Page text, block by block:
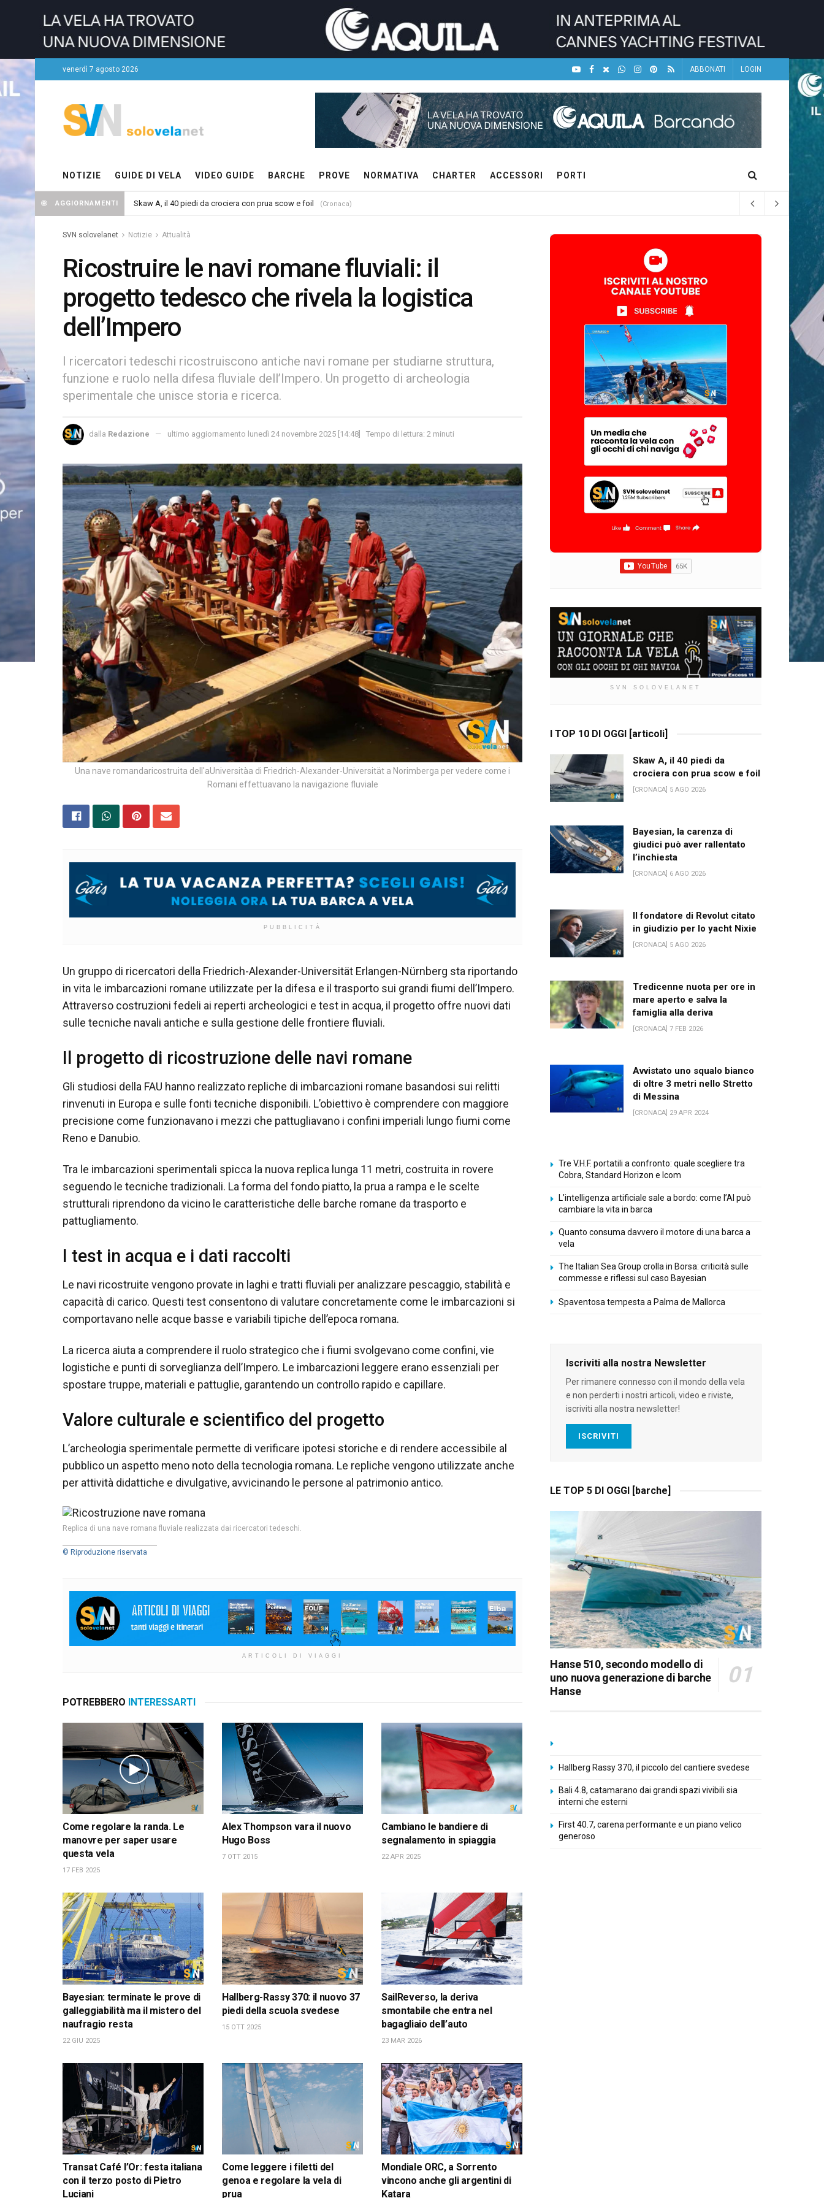
venerdì 7 agosto 2026 ABBONATI LOGIN
NOTIZIE GUIDE DI VELA VIDEO GUIDE BARCHE PROVE NORMATIVA CHARTER ACCESSORI PORTI
AGGIORNAMENTI Skaw A, il 40 piedi da crociera con prua scow e foil (Cronaca)
SVN solovelanet Notizie Attualità
Ricostruire le navi romane fluviali: il
progetto tedesco che rivela la logistica
dell’Impero
I ricercatori tedeschi ricostruiscono antiche navi romane per studiarne struttura,
funzione e ruolo nella difesa fluviale dell’Impero. Un progetto di archeologia
sperimentale che unisce storia e ricerca.
dalla Redazione ultimo aggiornamento lunedì 24 novembre 2025 [14:48] Tempo di lettura: 2 minuti
Una nave romandaricostruita dell'aUniversitàa di Friedrich-Alexander-Universität a Norimberga per vedere come i
Romani effettuavano la navigazione fluviale
PUBBLICITÀ
Un gruppo di ricercatori della Friedrich-Alexander-Universität Erlangen-Nürnberg sta riportando
in vita le imbarcazioni romane utilizzate per la difesa e il trasporto sui grandi fiumi dell’Impero.
Attraverso costruzioni fedeli ai reperti archeologici e test in acqua, il progetto offre nuovi dati
sulle tecniche navali antiche e sulla gestione delle frontiere fluviali.
Il progetto di ricostruzione delle navi romane
Gli studiosi della FAU hanno realizzato repliche di imbarcazioni romane basandosi sui relitti
rinvenuti in Europa e sulle fonti tecniche disponibili. L’obiettivo è comprendere con maggiore
precisione come funzionavano i mezzi che pattugliavano i confini imperiali lungo fiumi come
Reno e Danubio.
Tra le imbarcazioni sperimentali spicca la nuova replica lunga 11 metri, costruita in rovere
seguendo le tecniche tradizionali. La forma del fondo piatto, la prua a rampa e le scelte
strutturali riprendono da vicino le caratteristiche delle barche romane da trasporto e
pattugliamento.
I test in acqua e i dati raccolti
Le navi ricostruite vengono provate in laghi e tratti fluviali per analizzare pescaggio, stabilità e
capacità di carico. Questi test consentono di valutare concretamente come le imbarcazioni si
comportavano nelle acque basse e variabili tipiche dell’epoca romana.
La ricerca aiuta a comprendere il ruolo strategico che i fiumi svolgevano come confini, vie
logistiche e punti di sorveglianza dell’Impero. Le imbarcazioni leggere erano essenziali per
spostare truppe, materiali e pattuglie, garantendo un controllo rapido e capillare.
Valore culturale e scientifico del progetto
L’archeologia sperimentale permette di verificare ipotesi storiche e di rendere accessibile al
pubblico un aspetto meno noto della tecnologia romana. Le repliche vengono utilizzate anche
per attività didattiche e divulgative, avvicinando le persone al patrimonio antico.
Replica di una nave romana fluviale realizzata dai ricercatori tedeschi.
© Riproduzione riservata
ARTICOLI DI VIAGGI
POTREBBERO INTERESSARTI
Come regolare la randa. Le
manovre per saper usare
questa vela
17 FEB 2025
Alex Thompson vara il nuovo
Hugo Boss
7 OTT 2015
Cambiano le bandiere di
segnalamento in spiaggia
22 APR 2025
Bayesian: terminate le prove di
galleggiabilità ma il mistero del
naufragio resta
22 GIU 2025
Hallberg-Rassy 370: il nuovo 37
piedi della scuola svedese
15 OTT 2025
SailReverso, la deriva
smontabile che entra nel
bagagliaio dell’auto
23 MAR 2026
Transat Café l’Or: festa italiana
con il terzo posto di Pietro
Luciani
Come leggere i filetti del
genoa e regolare la vela di
prua
Mondiale ORC, a Sorrento
vincono anche gli argentini di
Katara
SVN SOLOVELANET
I TOP 10 DI OGGI [articoli]
Skaw A, il 40 piedi da
crociera con prua scow e foil
[CRONACA] 5 AGO 2026
Bayesian, la carenza di
giudici può aver rallentato
l’inchiesta
[CRONACA] 6 AGO 2026
Il fondatore di Revolut citato
in giudizio per lo yacht Nixie
[CRONACA] 5 AGO 2026
Tredicenne nuota per ore in
mare aperto e salva la
famiglia alla deriva
[CRONACA] 7 FEB 2026
Avvistato uno squalo bianco
di oltre 3 metri nello Stretto
di Messina
[CRONACA] 29 APR 2024
Tre V.H.F. portatili a confronto: quale scegliere tra
Cobra, Standard Horizon e Icom
L’intelligenza artificiale sale a bordo: come l’AI può
cambiare la vita in barca
Quanto consuma davvero il motore di una barca a
vela
The Italian Sea Group crolla in Borsa: criticità sulle
commesse e riflessi sul caso Bayesian
Spaventosa tempesta a Palma de Mallorca
Iscriviti alla nostra Newsletter
Per rimanere connesso con il mondo della vela
e non perderti i nostri articoli, video e riviste,
iscriviti alla nostra newsletter!
ISCRIVITI
LE TOP 5 DI OGGI [barche]
Hanse 510, secondo modello di
uno nuova generazione di barche
Hanse
Hallberg Rassy 370, il piccolo del cantiere svedese
Bali 4.8, catamarano dai grandi spazi vivibili sia
interni che esterni
First 40.7, carena performante e un piano velico
generoso